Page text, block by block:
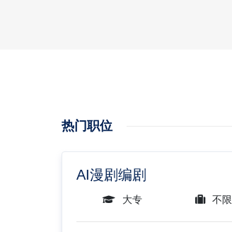
热门职位
AI漫剧编剧
大专 不限